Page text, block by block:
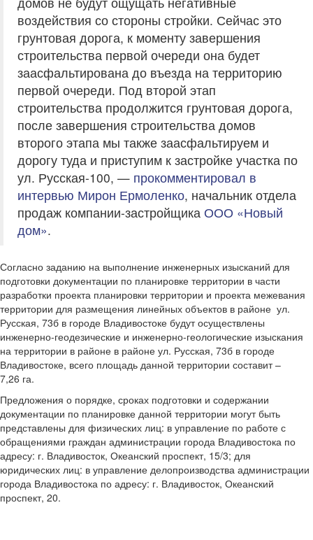
воздействия со стороны стройки. Сейчас это
грунтовая дорога, к моменту завершения
строительства первой очереди она будет
заасфальтирована до въезда на территорию
первой очереди. Под второй этап
строительства продолжится грунтовая дорога,
после завершения строительства домов
второго этапа мы также заасфальтируем и
дорогу туда и приступим к застройке участка по
ул. Русская-100, — прокомментировал в
интервью Мирон Ермоленко, начальник отдела
продаж компании-застройщика ООО «Новый
дом».
Согласно заданию на выполнение инженерных изысканий для
подготовки документации по планировке территории в части
разработки проекта планировки территории и проекта межевания
территории для размещения линейных объектов в районе ул.
Русская, 73б в городе Владивостоке будут осуществлены
инженерно-геодезические и инженерно-геологические изыскания
на территории в районе в районе ул. Русская, 73б в городе
Владивостоке, всего площадь данной территории составит –
7,26 га.
Предложения о порядке, сроках подготовки и содержании
документации по планировке данной территории могут быть
представлены для физических лиц: в управление по работе с
обращениями граждан администрации города Владивостока по
адресу: г. Владивосток, Океанский проспект, 15/3; для
юридических лиц: в управление делопроизводства администрации
города Владивостока по адресу: г. Владивосток, Океанский
проспект, 20.